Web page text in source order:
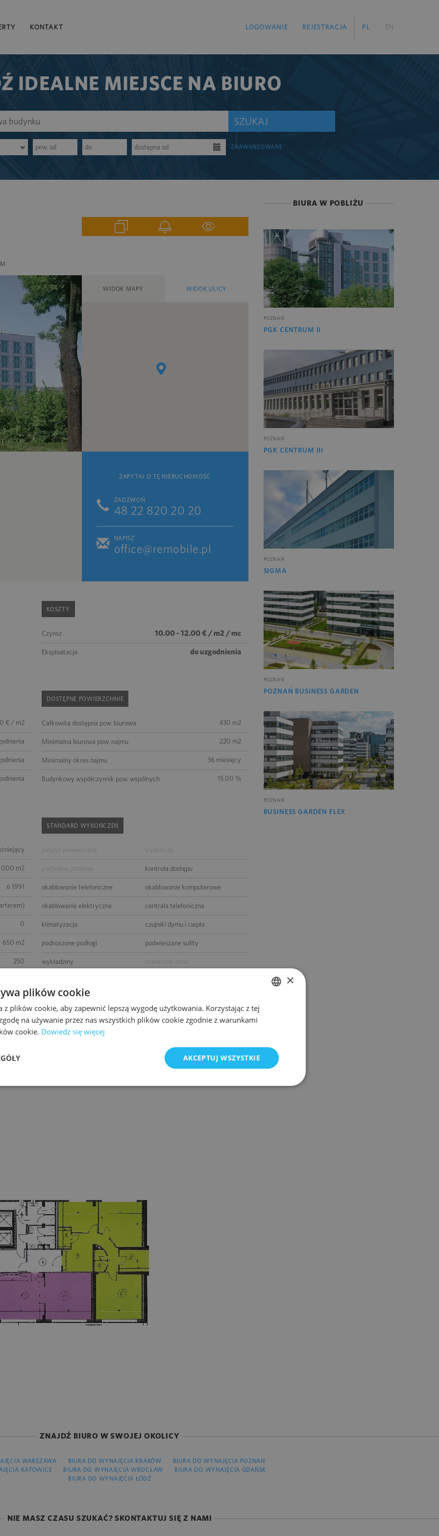
KONTAKT PL EN
LOGOWANIE REJESTRACJA
IDEALNE MIEJSCE NA BIURO
SZUKAJ
ZAAWANSOWANE
WIDOK MAPY WIDOK ULICY
ZAPYTAJ O TĘ NIERUCHOMOŚĆ
ZADZWOŃ
48 22 820 20 20
NAPISZ
office@remobile.pl
KOSZTY
Czynsz 10.00 - 12.00 € / m2 / mc
Eksploatacja do uzgodnienia
€ / m2
DOSTĘPNE POWIERZCHNIE
Całkowita dostępna pow. biurowa 430 m2
Minimalna biurowa pow. najmu 220 m2
Minimalny okres najmu 36 miesięcy
Budynkowy współczynnik pow. wspólnych 15.00 %
000 m2
6 1991
0
650 m2
250
-
STANDARD WYKOŃCZEŃ
żaluzje wewnętrzne tryskacze
podwójne zasilanie kontrola dostępu
okablowanie telefoniczne okablowanie komputerowe
okablowanie elektryczne centrala telefoniczna
klimatyzacja czujniki dymu i ciepła
podnoszone podłogi podwieszane sufity
wykładziny
BMS
BIURA W POBLIŻU
POZNAŃ
PGK CENTRUM II
POZNAŃ
PGK CENTRUM III
POZNAŃ
SIGMA
POZNAŃ
POZNAŃ BUSINESS GARDEN
POZNAŃ
BUSINESS GARDEN FLEX
ZNAJDŹ BIURO W SWOJEJ OKOLICY
WARSZAWA BIURA DO WYNAJĘCIA KRAKÓW
BIURA DO WYNAJĘCIA POZNAŃ
KATOWICE
BIURA DO WYNAJĘCIA WROCŁAW
BIURA DO WYNAJĘCIA GDAŃSK
BIURA DO WYNAJĘCIA ŁÓDŹ
NIE MASZ CZASU SZUKAĆ? SKONTAKTUJ SIĘ Z NAMI
×
plików cookie
z plików cookie, aby zapewnić lepszą wygodę użytkowania. Korzystając z tej
na używanie przez nas wszystkich plików cookie zgodnie z warunkami
cookie. Dowiedz się więcej
AKCEPTUJ WSZYSTKIE